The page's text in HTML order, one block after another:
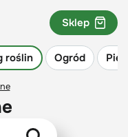
roślin Ogród
Sklep